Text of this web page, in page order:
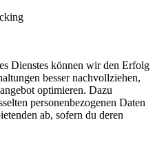
Dienstes können wir den Erfolg
besser nachvollziehen,
optimieren. Dazu
personenbezogenen Daten
ab, sofern du deren